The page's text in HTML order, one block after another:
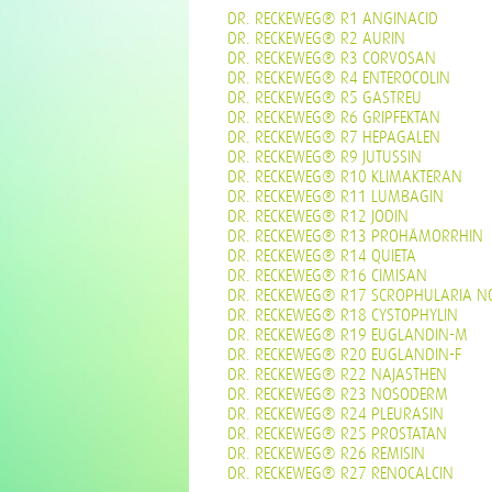
DR. RECKEWEG® R1 ANGINACID
DR. RECKEWEG® R2 AURIN
DR. RECKEWEG® R3 CORVOSAN
DR. RECKEWEG® R4 ENTEROCOLIN
DR. RECKEWEG® R5 GASTREU
DR. RECKEWEG® R6 GRIPFEKTAN
DR. RECKEWEG® R7 HEPAGALEN
DR. RECKEWEG® R9 JUTUSSIN
DR. RECKEWEG® R10 KLIMAKTERAN
DR. RECKEWEG® R11 LUMBAGIN
DR. RECKEWEG® R12 JODIN
DR. RECKEWEG® R13 PROHÄMORRHIN
DR. RECKEWEG® R14 QUIETA
DR. RECKEWEG® R16 CIMISAN
DR. RECKEWEG® R17 SCROPHULARIA
DR. RECKEWEG® R18 CYSTOPHYLIN
DR. RECKEWEG® R19 EUGLANDIN-M
DR. RECKEWEG® R20 EUGLANDIN-F
DR. RECKEWEG® R22 NAJASTHEN
DR. RECKEWEG® R23 NOSODERM
DR. RECKEWEG® R24 PLEURASIN
DR. RECKEWEG® R25 PROSTATAN
DR. RECKEWEG® R26 REMISIN
DR. RECKEWEG® R27 RENOCALCIN